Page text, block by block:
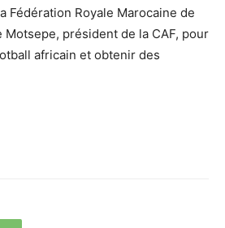
Fédération Royale Marocaine de
Motsepe, président de la CAF, pour
africain et obtenir des